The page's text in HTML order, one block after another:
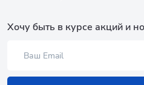
Хочу быть в курсе акций и